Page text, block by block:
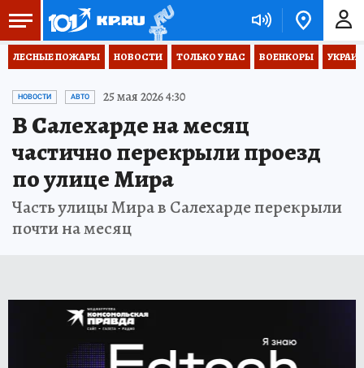
ЛЕСНЫЕ ПОЖАРЫ НОВОСТИ ТОЛЬКО У НАС ВОЕНКОРЫ
НОВОСТИ АВТО 25 мая 2026 4:30
В Салехарде на месяц
частично перекрыли проезд
по улице Мира
Часть улицы Мира в Салехарде перекрыли
почти на месяц